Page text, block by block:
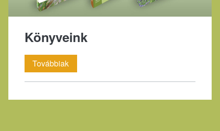
Könyveink
TovábbiakKönyveink